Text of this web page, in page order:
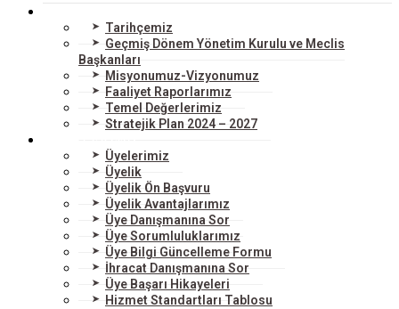
Tarihçemiz
Geçmiş Dönem Yönetim Kurulu ve Meclis
Başkanları
Misyonumuz-Vizyonumuz
Faaliyet Raporlarımız
Temel Değerlerimiz
Stratejik Plan 2024 – 2027
Üyelerimiz
Üyelik
Üyelik Ön Başvuru
Üyelik Avantajlarımız
Üye Danışmanına Sor
Üye Sorumluluklarımız
Üye Bilgi Güncelleme Formu
İhracat Danışmanına Sor
Üye Başarı Hikayeleri
Hizmet Standartları Tablosu